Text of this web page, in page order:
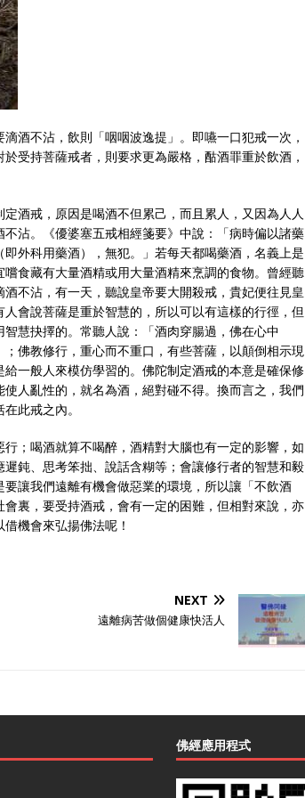
酒不沾，飲則「咽咽波逸提」。即嚥一口犯戒一次，
受持菩薩戒者，則要求更為嚴格，酤酒罪重於飲酒，
酒戒，原因是喝酒不但累己，而且累人，又因為人人
沾。《優婆塞五戒相經箋要》中說：「病時偏以諸藥
外科用藥酒），無犯。」若每天都喝藥酒，名義上是
食藏有大量酒精或用大量酒精來烹調的食物。曾經聽
不沾，有一天，聽說皇帝要大開殺戒，貴妃便往見皇
會說菩薩是重於智慧的，所以可以有這樣的行徑，但
慧抉擇的。常聽人說：「酒肉穿腸過，佛在心中
佛教修行，重心而不重口，有些菩薩，以顛倒相示現
一般人來模仿學習的。佛陀制定酒戒的本意是確保修
人亂性的，就名為酒，絕對碰不得。換而言之，我們
此戒之內。
；喝酒就算不喝醉，酒精對大腦也有一定的影響，如
鈍、思考笨拙、說話含糊等；會讓修行者的智慧和毅
讓我們遠離有機會做惡業的環境，所以讓「不飲酒
裏，要受持酒戒，會有一定的困難，但相對來說，亦
機會來弘揚佛法呢！
NEXT
遠離病苦做個健康快活人
佛經應用程式